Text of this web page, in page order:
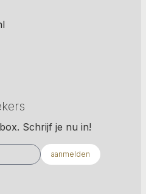
Schrijf je nu in!
aanmelden